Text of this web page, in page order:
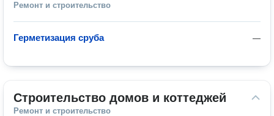
Ремонт и строительство
—
Герметизация сруба
Строительство домов и коттеджей
Ремонт и строительство